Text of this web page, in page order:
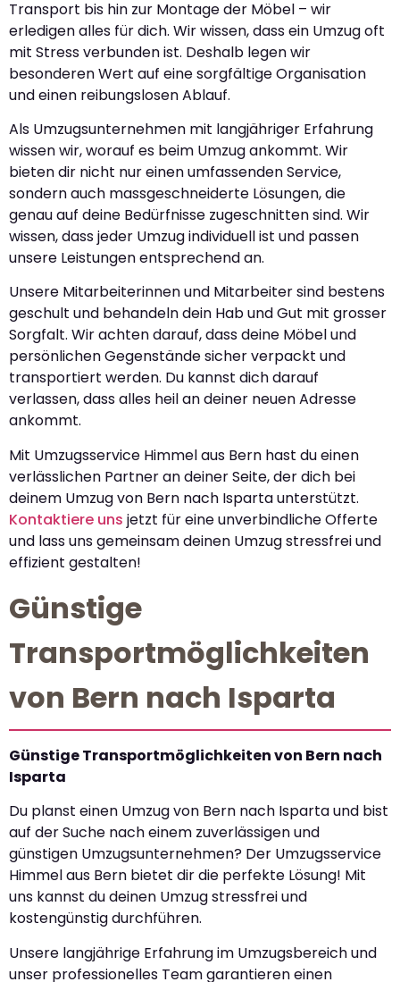
Transport bis hin zur Montage der Möbel – wir
erledigen alles für dich. Wir wissen, dass ein Umzug oft
mit Stress verbunden ist. Deshalb legen wir
besonderen Wert auf eine sorgfältige Organisation
und einen reibungslosen Ablauf.
Als Umzugsunternehmen mit langjähriger Erfahrung
wissen wir, worauf es beim Umzug ankommt. Wir
bieten dir nicht nur einen umfassenden Service,
sondern auch massgeschneiderte Lösungen, die
genau auf deine Bedürfnisse zugeschnitten sind. Wir
wissen, dass jeder Umzug individuell ist und passen
unsere Leistungen entsprechend an.
Unsere Mitarbeiterinnen und Mitarbeiter sind bestens
geschult und behandeln dein Hab und Gut mit grosser
Sorgfalt. Wir achten darauf, dass deine Möbel und
persönlichen Gegenstände sicher verpackt und
transportiert werden. Du kannst dich darauf
verlassen, dass alles heil an deiner neuen Adresse
ankommt.
Mit Umzugsservice Himmel aus Bern hast du einen
verlässlichen Partner an deiner Seite, der dich bei
deinem Umzug von Bern nach Isparta unterstützt.
Kontaktiere uns jetzt für eine unverbindliche Offerte
und lass uns gemeinsam deinen Umzug stressfrei und
effizient gestalten!
Günstige
Transportmöglichkeiten
von Bern nach Isparta
Günstige Transportmöglichkeiten von Bern nach
Isparta
Du planst einen Umzug von Bern nach Isparta und bist
auf der Suche nach einem zuverlässigen und
günstigen Umzugsunternehmen? Der Umzugsservice
Himmel aus Bern bietet dir die perfekte Lösung! Mit
uns kannst du deinen Umzug stressfrei und
kostengünstig durchführen.
Unsere langjährige Erfahrung im Umzugsbereich und
unser professionelles Team garantieren einen